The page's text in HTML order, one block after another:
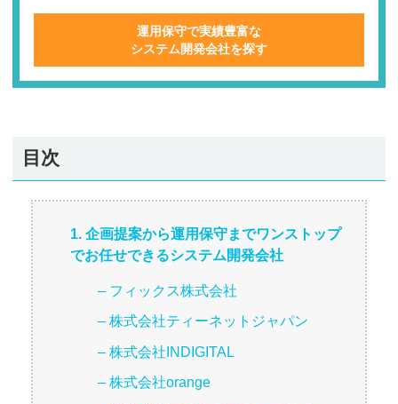
運用保守で実績豊富な
システム開発会社を探す
目次
1. 企画提案から運用保守までワンストップ
でお任せできるシステム開発会社
– フィックス株式会社
– 株式会社ティーネットジャパン
– 株式会社INDIGITAL
– 株式会社orange